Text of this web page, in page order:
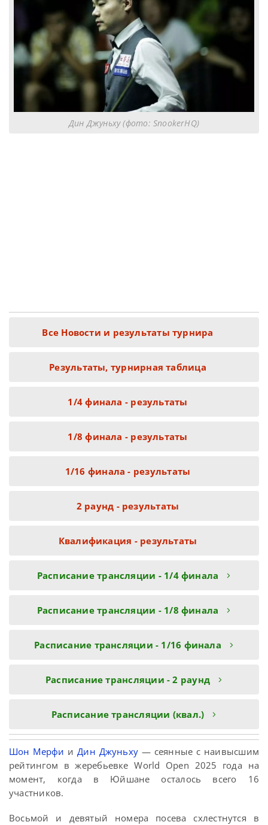
Дин Джуньху (фото: SnookerHQ)
Все Новости и результаты турнира
Результаты, турнирная таблица
1/4 финала - результаты
1/8 финала - результаты
1/16 финала - результаты
2 раунд - результаты
Квалификация - результаты
Расписание трансляции - 1/4 финала
Расписание трансляции - 1/8 финала
Расписание трансляции - 1/16 финала
Расписание трансляции - 2 раунд
Расписание трансляции (квал.)
Шон Мерфи иДин Джуньху — сеянные с наивысшим
рейтингом в жеребьевке World Open 2025 года на
момент, когда в Юйшане осталось всего 16
участников.
Восьмой и девятый номера посева схлестнутся в